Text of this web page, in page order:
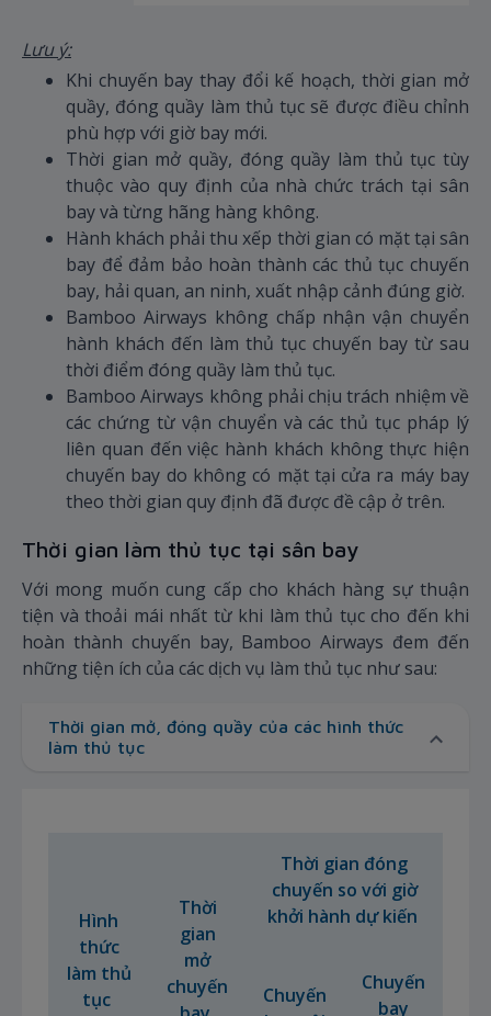
Lưu ý:
Khi chuyến bay thay đổi kế hoạch, thời gian mở
quầy, đóng quầy làm thủ tục sẽ được điều chỉnh
phù hợp với giờ bay mới.
Thời gian mở quầy, đóng quầy làm thủ tục tùy
thuộc vào quy định của nhà chức trách tại sân
bay và từng hãng hàng không.
Hành khách phải thu xếp thời gian có mặt tại sân
bay để đảm bảo hoàn thành các thủ tục chuyến
bay, hải quan, an ninh, xuất nhập cảnh đúng giờ.
Bamboo Airways không chấp nhận vận chuyển
hành khách đến làm thủ tục chuyến bay từ sau
thời điểm đóng quầy làm thủ tục.
Bamboo Airways không phải chịu trách nhiệm về
các chứng từ vận chuyển và các thủ tục pháp lý
liên quan đến việc hành khách không thực hiện
chuyến bay do không có mặt tại cửa ra máy bay
theo thời gian quy định đã được đề cập ở trên.
Thời gian làm thủ tục tại sân bay
Với mong muốn cung cấp cho khách hàng sự thuận
tiện và thoải mái nhất từ khi làm thủ tục cho đến khi
hoàn thành chuyến bay, Bamboo Airways đem đến
những tiện ích của các dịch vụ làm thủ tục như sau:
Thời gian mở, đóng quầy của các hình thức
làm thủ tục
Hình
thức
làm thủ
tục
Thời
gian
mở
chuyến
Thời gian đóng
chuyến so với giờ
khởi hành dự kiến
Chuyến
Chuyến
bay